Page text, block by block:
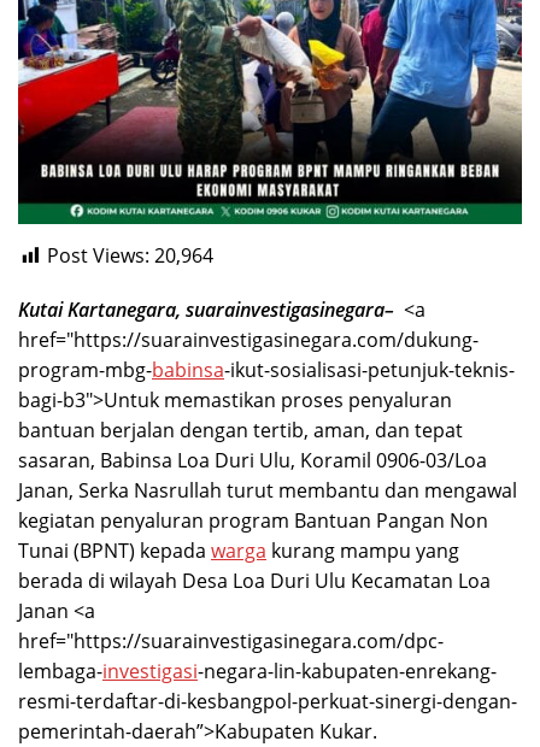
Post Views: 20,964
Kutai Kartanegara, suarainvestigasinegara– <a
href="https://suarainvestigasinegara.com/dukung-
program-mbg-babinsa-ikut-sosialisasi-petunjuk-teknis-
bagi-b3″>Untuk memastikan proses penyaluran
bantuan berjalan dengan tertib, aman, dan tepat
sasaran, Babinsa Loa Duri Ulu, Koramil 0906-03/Loa
Janan, Serka Nasrullah turut membantu dan mengawal
kegiatan penyaluran program Bantuan Pangan Non
Tunai (BPNT) kepada warga kurang mampu yang
berada di wilayah Desa Loa Duri Ulu Kecamatan Loa
Janan <a
href="https://suarainvestigasinegara.com/dpc-
lembaga-investigasi-negara-lin-kabupaten-enrekang-
resmi-terdaftar-di-kesbangpol-perkuat-sinergi-dengan-
pemerintah-daerah”>Kabupaten Kukar.